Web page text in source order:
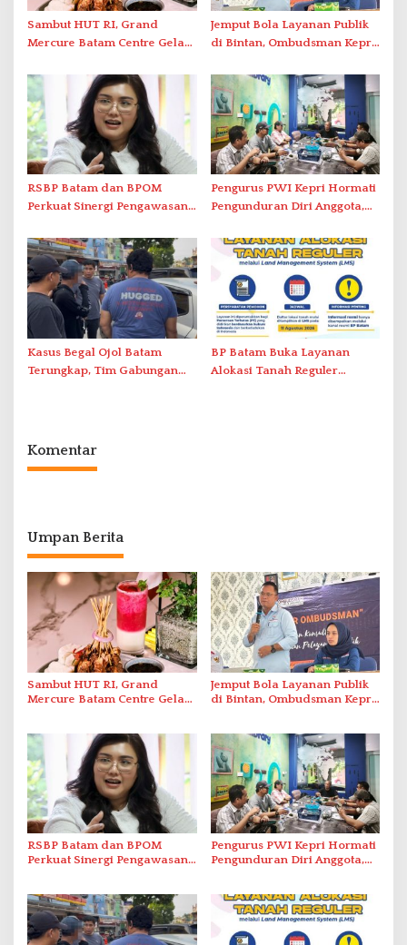
Sambut HUT RI, Grand
Mercure Batam Centre Gelar
Nusantara’
Jemput Bola Layanan Publik
di Bintan, Ombudsman Kepri
Solar Nelayan
RSBP Batam dan BPOM
Perkuat Sinergi Pengawasan
Pelayanan Kefarmasian
Pengurus PWI Kepri Hormati
Pengunduran Diri Anggota,
Administrasi ke Pusat
Kasus Begal Ojol Batam
Terungkap, Tim Gabungan
BP Batam Buka Layanan
Alokasi Tanah Reguler
Komentar
Umpan Berita
Sambut HUT RI, Grand
Mercure Batam Centre Gelar
Jemput Bola Layanan Publik
di Bintan, Ombudsman Kepri
RSBP Batam dan BPOM
Perkuat Sinergi Pengawasan
Pengurus PWI Kepri Hormati
Pengunduran Diri Anggota,